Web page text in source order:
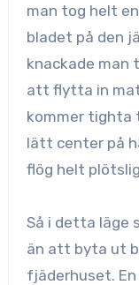
man tog helt
bladet på den
knackade man
att flytta in
kommer tighta
lätt center på
flög helt
Så i detta läge
än att byta ut
fjäderhuset. En